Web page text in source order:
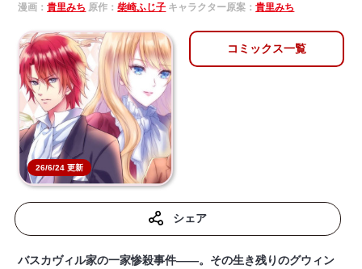
漫画：貴里みち 原作：柴崎ふじ子 キャラクター原案：貴里みち
26/6/24 更新
コミックス一覧
シェア
バスカヴィル家の一家惨殺事件――。その生き残りのグウィン